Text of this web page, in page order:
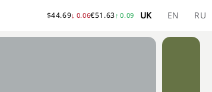
$44.69↓ 0.06€51.63↑ 0.09 UK EN RU